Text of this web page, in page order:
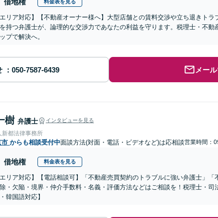
料金表を見る
リア対応】【不動産オーナー様へ】大型店舗との賃料交渉や立ち退きト
持つ弁護士が、論理的な交渉力であなたの利益を守ります。税理士・不
プで解決へ。
メー
樹 弁護士 インタビューを見る
新都法律事務所
市 からも相談受付中面談方法(対面・電話・ビデオなど)は応相談営業時間：
借地権 料金表を見る
リア対応】【電話相談可】「不動産売買契約のトラブルに強い弁護士」
・欠陥・境界・仲介手数料・名義・評価方法などはご相談を！税理士・
韓国語対応】